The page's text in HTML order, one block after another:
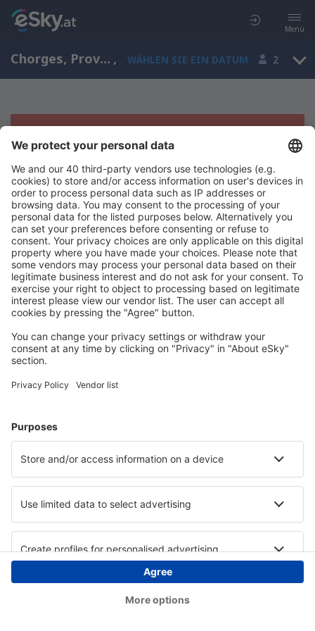
Menü
Chorges, Provence-Alpes-Côte d’Azur, Frankreich , WÄHLEN SIE EIN DATUM 2
Es tut uns leid, wir können keine
Ergebnisse aufzeigen
Bitte starten Sie Ihre Suche erneut mit anderen Suchkriterien.
Copyright © eSky.at. Alle Rechte vorbehalten.